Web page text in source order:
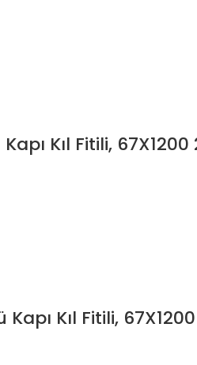
Kıl Fitili,
Kıl Fitili,